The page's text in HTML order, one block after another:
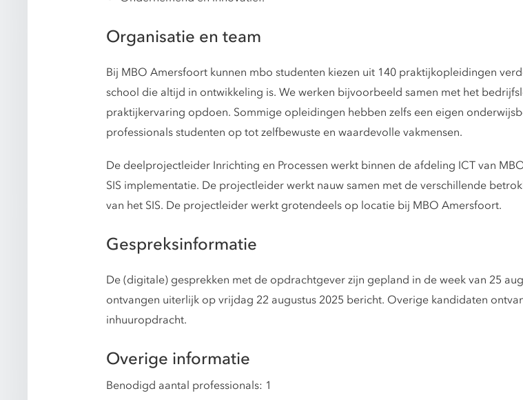
Organisatie en team
Bij MBO Amersfoort kunnen mbo studenten kiezen uit 140 praktijkopleidingen
school die altijd in ontwikkeling is. We werken bijvoorbeeld samen met het
praktijkervaring opdoen. Sommige opleidingen hebben zelfs een eigen
professionals studenten op tot zelfbewuste en waardevolle vakmensen.
De deelprojectleider Inrichting en Processen werkt binnen de afdeling ICT van
SIS implementatie. De projectleider werkt nauw samen met de verschillende
van het SIS. De projectleider werkt grotendeels op locatie bij MBO Amersfoort.
Gespreksinformatie
De (digitale) gesprekken met de opdrachtgever zijn gepland in de week van 25
ontvangen uiterlijk op vrijdag 22 augustus 2025 bericht. Overige kandidaten
inhuuropdracht.
Overige informatie
Benodigd aantal professionals: 1